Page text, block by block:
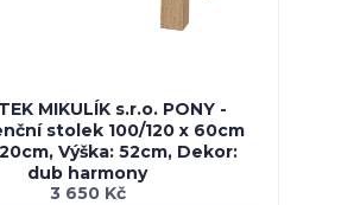
MIKULÍK s.r.o. PONY -
stolek 100/120 x 60cm
Výška: 52cm, Dekor:
dub harmony
3 650 Kč